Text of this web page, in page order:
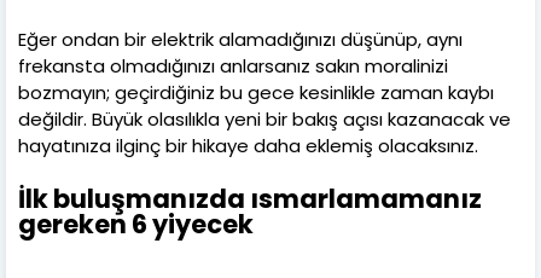
Eğer ondan bir elektrik alamadığınızı düşünüp, aynı
frekansta olmadığınızı anlarsanız sakın moralinizi
bozmayın; geçirdiğiniz bu gece kesinlikle zaman kaybı
değildir. Büyük olasılıkla yeni bir bakış açısı kazanacak ve
hayatınıza ilginç bir hikaye daha eklemiş olacaksınız.
İlk buluşmanızda ısmarlamamanız
gereken 6 yiyecek